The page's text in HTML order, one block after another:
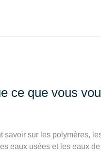
ce que vous
savoir sur les polymères,
eaux usées et les eaux